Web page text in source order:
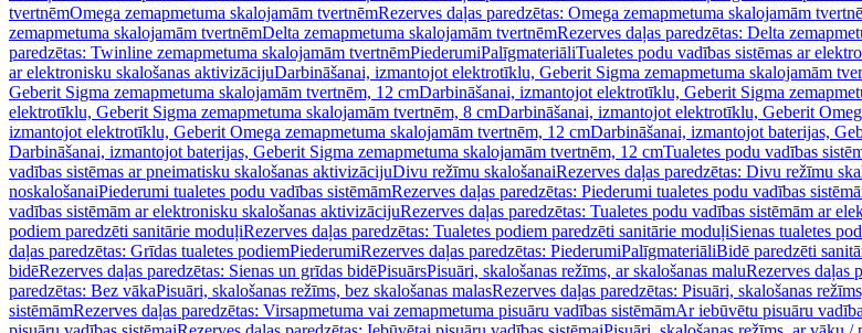
tvertnēmOmega zemapmetuma skalojamām tvertnēmRezerves daļas paredzētas: Omega zemapmetuma skalojamām
zemapmetuma skalojamām tvertnēmDelta zemapmetuma skalojamām tvertnēmRezerves daļas paredzētas: Delta
paredzētas: Twinline zemapmetuma skalojamām tvertnēmPiederumiPalīgmateriāliTualetes podu vadības sistēmas ar
ar elektronisku skalošanas aktivizācijuDarbināšanai, izmantojot elektrotīklu, Geberit Sigma zemapmetuma skalojamām
Geberit Sigma zemapmetuma skalojamām tvertnēm, 12 cmDarbināšanai, izmantojot elektrotīklu, Geberit Sigma
elektrotīklu, Geberit Sigma zemapmetuma skalojamām tvertnēm, 8 cmDarbināšanai, izmantojot elektrotīklu, Geberit
izmantojot elektrotīklu, Geberit Omega zemapmetuma skalojamām tvertnēm, 12 cmDarbināšanai, izmantojot baterijas,
Darbināšanai, izmantojot baterijas, Geberit Sigma zemapmetuma skalojamām tvertnēm, 12 cmTualetes podu vadības
vadības sistēmas ar pneimatisku skalošanas aktivizācijuDivu režīmu skalošanaiRezerves daļas paredzētas: Divu režīmu
noskalošanaiPiederumi tualetes podu vadības sistēmāmRezerves daļas paredzētas: Piederumi tualetes podu vadības
vadības sistēmām ar elektronisku skalošanas aktivizācijuRezerves daļas paredzētas: Tualetes podu vadības sistēmām ar
podiem paredzēti sanitārie moduļiRezerves daļas paredzētas: Tualetes podiem paredzēti sanitārie moduļiSienas tualetes
daļas paredzētas: Grīdas tualetes podiemPiederumiRezerves daļas paredzētas: PiederumiPalīgmateriāliBidē paredzēti
bidēRezerves daļas paredzētas: Sienas un grīdas bidēPisuārsPisuāri, skalošanas režīms, ar skalošanas maluRezerves daļas
paredzētas: Bez vākaPisuāri, skalošanas režīms, bez skalošanas malasRezerves daļas paredzētas: Pisuāri, skalošanas
sistēmāmRezerves daļas paredzētas: Virsapmetuma vai zemapmetuma pisuāru vadības sistēmāmAr iebūvētu pisuāru